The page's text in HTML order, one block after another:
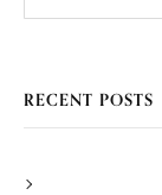
RECENT POSTS